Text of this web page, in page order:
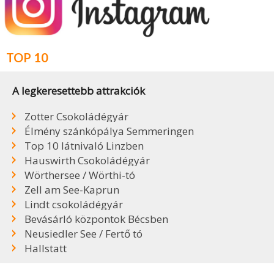
TOP 10
A legkeresettebb attrakciók
Zotter Csokoládégyár
Élmény szánkópálya Semmeringen
Top 10 látnivaló Linzben
Hauswirth Csokoládégyár
Wörthersee / Wörthi-tó
Zell am See-Kaprun
Lindt csokoládégyár
Bevásárló központok Bécsben
Neusiedler See / Fertő tó
Hallstatt